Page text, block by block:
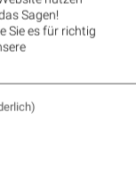
Sagen!
Sie es für richtig